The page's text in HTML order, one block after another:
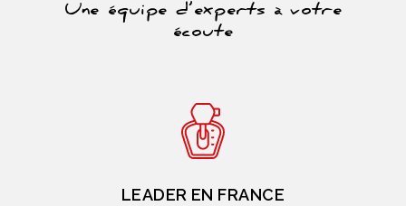
Une équipe d’experts à votre
écoute
LEADER EN FRANCE